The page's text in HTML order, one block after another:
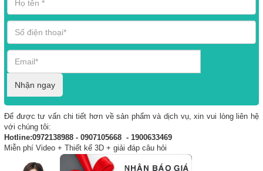
Nhận ngay
Để được tư vấn chi tiết hơn về sản phẩm và dịch vụ, xin vui lòng liên hệ
với chúng tôi:
Hotline:0972138988 - 0907105668 - 1900633469
Miễn phí Video + Thiết kế 3D + giải đáp câu hỏi